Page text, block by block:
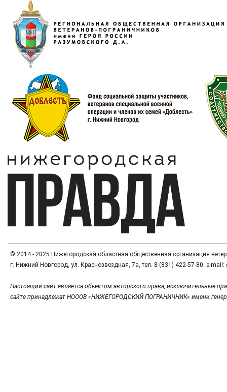
© 2014 - 2025 Нижегородская областная общественная организация
г. Нижний Новгород, ул. Краснозвездная, 7а, тел. 8 (831) 422-57-80. e-
Настоящий сайт является объектом авторского права, исключительные
сайте принадлежат НОООВ «НИЖЕГОРОДСКИЙ ПОГРАНИЧНИК» имени